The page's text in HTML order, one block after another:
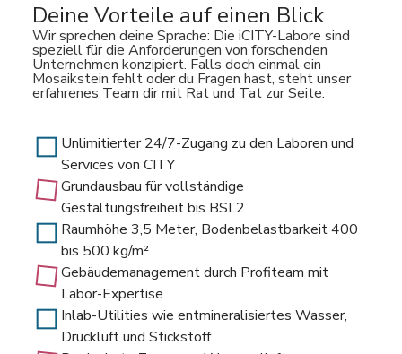
Unlimitierter 24/7-Zugang zu den Laboren und
Services von CITY
Grundausbau für vollständige
Gestaltungsfreiheit bis BSL2
Raumhöhe 3,5 Meter, Bodenbelastbarkeit 400
bis 500 kg/m²
Gebäudemanagement durch Profiteam mit
Labor-Expertise
Inlab-Utilities wie entmineralisiertes Wasser,
Druckluft und Stickstoff
Deine Vorteile auf einen Blick
Wir sprechen deine Sprache: Die iCITY-Labore sind
speziell für die Anforderungen von forschenden
Unternehmen konzipiert. Falls doch einmal ein
Mosaikstein fehlt oder du Fragen hast, steht unser
erfahrenes Team dir mit Rat und Tat zur Seite.